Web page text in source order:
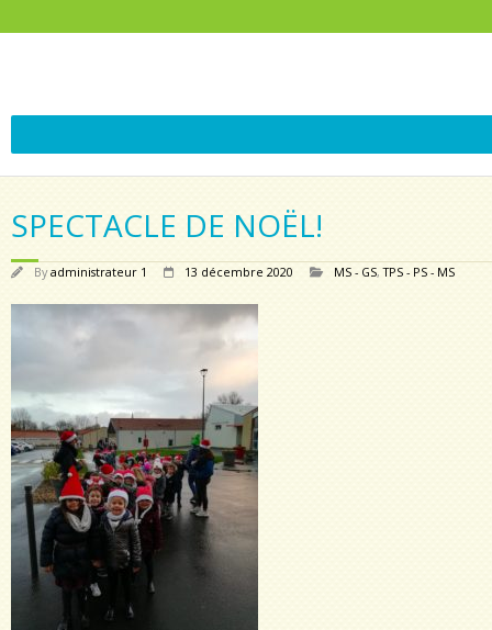
SPECTACLE DE NOËL!
Byadministrateur 1 13 décembre 2020 MS - GS,TPS - PS - MS